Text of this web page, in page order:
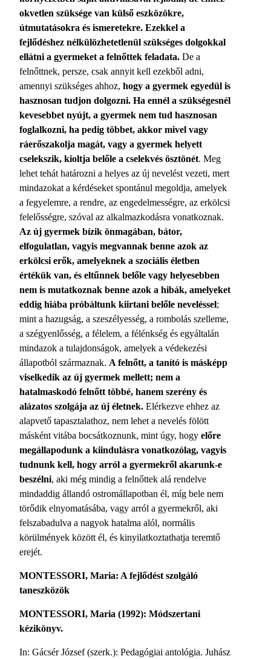
okvetlen szüksége van külső eszközökre,
útmutatásokra és ismeretekre. Ezekkel a
fejlődéshez nélkülözhetetlenül szükséges dolgokkal
ellátni a gyermeket a felnőttek feladata. De a
felnőttnek, persze, csak annyit kell ezekből adni,
amennyi szükséges ahhoz, hogy a gyermek egyedül is
hasznosan tudjon dolgozni. Ha ennél a szükségesnél
kevesebbet nyújt, a gyermek nem tud hasznosan
foglalkozni, ha pedig többet, akkor mivel vagy
ráerőszakolja magát, vagy a gyermek helyett
cselekszik, kioltja belőle a cselekvés ösztönét. Meg
lehet tehát határozni a helyes az új nevelést vezeti, mert
mindazokat a kérdéseket spontánul megoldja, amelyek
a fegyelemre, a rendre, az engedelmességre, az erkölcsi
felelősségre, szóval az alkalmazkodásra vonatkoznak.
Az új gyermek bízik önmagában, bátor,
elfogulatlan, vagyis megvannak benne azok az
erkölcsi erők, amelyeknek a szociális életben
értékük van, és eltűnnek belőle vagy helyesebben
nem is mutatkoznak benne azok a hibák, amelyeket
eddig hiába próbáltunk kiirtani belőle neveléssel;
mint a hazugság, a szeszélyesség, a rombolás szelleme,
a szégyenlősség, a félelem, a félénkség és egyáltalán
mindazok a tulajdonságok, amelyek a védekezési
állapotból származnak. A felnőtt, a tanító is másképp
viselkedik az új gyermek mellett; nem a
hatalmaskodó felnőtt többé, hanem szerény és
alázatos szolgája az új életnek. Elérkezve ehhez az
alapvető tapasztalathoz, nem lehet a nevelés fölött
másként vitába bocsátkoznunk, mint úgy, hogy előre
megállapodunk a kiindulásra vonatkozólag, vagyis
tudnunk kell, hogy arról a gyermekről akarunk-e
beszélni, aki még mindig a felnőttek alá rendelve
mindaddig állandó ostromállapotban él, míg bele nem
törődik elnyomatásába, vagy arról a gyermekről, aki
felszabadulva a nagyok hatalma alól, normális
körülmények között él, és kinyilatkoztathatja teremtő
erejét.
MONTESSORI, Maria: A fejlődést szolgáló
taneszközök
MONTESSORI, Maria (1992): Módszertani
kézikönyv.
In: Gácsér József (szerk.): Pedagógiai antológia. Juhász